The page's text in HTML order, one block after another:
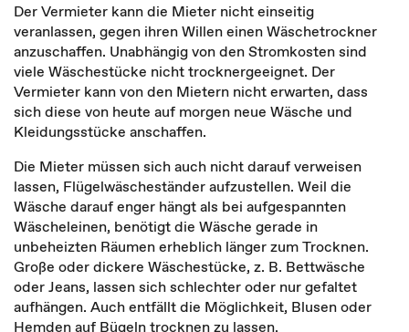
Der Vermieter kann die Mieter nicht einseitig
veranlassen, gegen ihren Willen einen Wäschetrockner
anzuschaffen. Unabhängig von den Stromkosten sind
viele Wäschestücke nicht trocknergeeignet. Der
Vermieter kann von den Mietern nicht erwarten, dass
sich diese von heute auf morgen neue Wäsche und
Kleidungsstücke anschaffen.
Die Mieter müssen sich auch nicht darauf verweisen
lassen, Flügelwäscheständer aufzustellen. Weil die
Wäsche darauf enger hängt als bei aufgespannten
Wäscheleinen, benötigt die Wäsche gerade in
unbeheizten Räumen erheblich länger zum Trocknen.
Große oder dickere Wäschestücke, z. B. Bettwäsche
oder Jeans, lassen sich schlechter oder nur gefaltet
aufhängen. Auch entfällt die Möglichkeit, Blusen oder
Hemden auf Bügeln trocknen zu lassen.